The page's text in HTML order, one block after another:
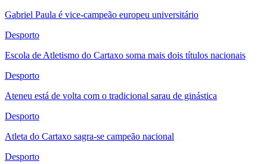
Gabriel Paula é vice-campeão europeu universitário
Desporto
Escola de Atletismo do Cartaxo soma mais dois títulos nacionais
Desporto
Ateneu está de volta com o tradicional sarau de ginástica
Desporto
Atleta do Cartaxo sagra-se campeão nacional
Desporto